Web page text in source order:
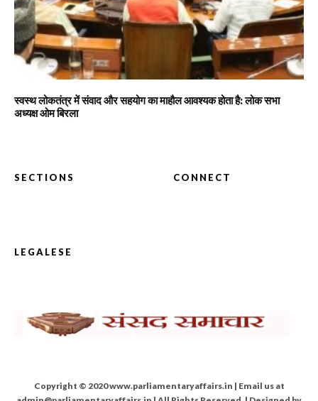
स्वस्थ लोकतंत्र में संवाद और सहयोग का माहौल आवश्यक होता है: लोक सभा
अध्यक्ष ओम बिरला
SECTIONS CONNECT
LEGALESE
Copyright © 2020 www.parliamentaryaffairs.in | Email us at